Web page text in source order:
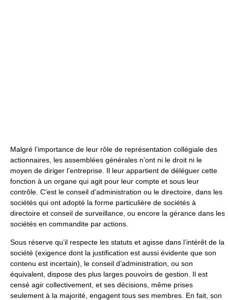
Malgré l’importance de leur rôle de représentation collégiale des
actionnaires, les assemblées générales n’ont ni le droit ni le
moyen de diriger l’entreprise. Il leur appartient de déléguer cette
fonction à un organe qui agit pour leur compte et sous leur
contrôle. C’est le conseil d’administration ou le directoire, dans les
sociétés qui ont adopté la forme particulière de sociétés à
directoire et conseil de surveillance, ou encore la gérance dans les
sociétés en commandite par actions.
Sous réserve qu’il respecte les statuts et agisse dans l’intérêt de la
société (exigence dont la justification est aussi évidente que son
contenu est incertain), le conseil d’administration, ou son
équivalent, dispose des plus larges pouvoirs de gestion. Il est
censé agir collectivement, et ses décisions, même prises
seulement à la majorité, engagent tous ses membres. En fait, son